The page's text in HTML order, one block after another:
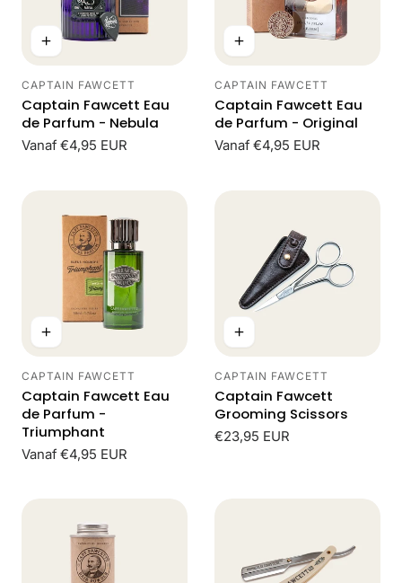
Leverancier:
CAPTAIN FAWCETT
Captain Fawcett Eau
de Parfum - Nebula
Normale
Vanaf €4,95 EUR
Leverancier:
CAPTAIN FAWCETT
Captain Fawcett Eau
de Parfum - Original
Normale
Vanaf €4,95 EUR
Leverancier:
CAPTAIN FAWCETT
Captain Fawcett Eau
de Parfum -
Triumphant
Normale
Vanaf €4,95 EUR
Leverancier:
CAPTAIN FAWCETT
Captain Fawcett
Grooming Scissors
Normale
€23,95 EUR